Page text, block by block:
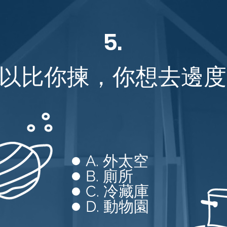
5.
比你揀，你想去邊
A. 外太空
B. 廁所
C. 冷藏庫
D. 動物園